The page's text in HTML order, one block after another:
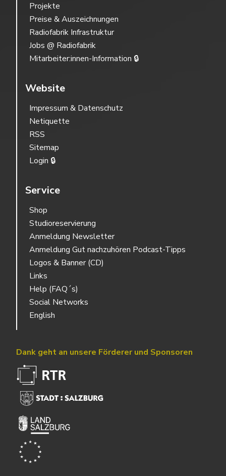
Projekte
Preise & Auszeichnungen
Radiofabrik Infrastruktur
Jobs @ Radiofabrik
Mitarbeiter:innen-Information 🔒
Website
Impressum & Datenschutz
Netiquette
RSS
Sitemap
Login 🔒
Service
Shop
Studioreservierung
Anmeldung Newsletter
Anmeldung Gut nachzuhören Podcast-Tipps
Logos & Banner (CD)
Links
Help (FAQ´s)
Social Networks
English
Dank geht an unsere Förderer und Sponsoren